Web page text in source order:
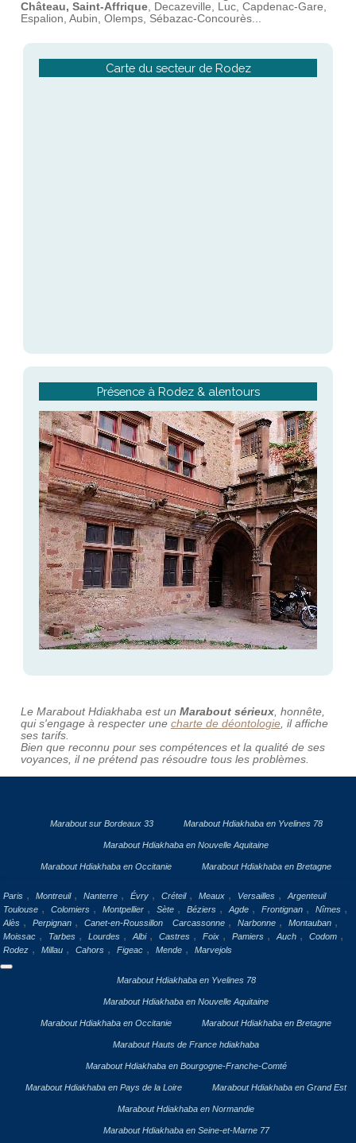
Château, Saint-Affrique, Decazeville, Luc, Capdenac-Gare,
Espalion, Aubin, Olemps, Sébazac-Concourès...
Carte du secteur de Rodez
Présence à Rodez & alentours
Le Marabout Hdiakhaba est un Marabout sérieux, honnête,
qui s'engage à respecter une charte de déontologie, il affiche
ses tarifs.
Bien que reconnu pour ses compétences et la qualité de ses
voyances, il ne prétend pas résoudre tous les problèmes.
Marabout sur Bordeaux 33 Marabout Hdiakhaba en Yvelines 78
Marabout Hdiakhaba en Nouvelle Aquitaine
Marabout Hdiakhaba en Occitanie Marabout Hdiakhaba en Bretagne
Paris , Montreuil , Nanterre , Évry , Créteil , Meaux , Versailles ,
Argenteuil
Toulouse , Colomiers , Montpellier , Sète , Béziers , Agde , Frontignan , Nîmes ,
Alès , Perpignan , Canet-en-Roussillon Carcassonne , Narbonne , Montauban ,
Moissac , Tarbes , Lourdes , Albi , Castres , Foix , Pamiers , Auch , Codom ,
Rodez , Millau , Cahors , Figeac , Mende , Marvejols
Marabout Hdiakhaba en Yvelines 78
Marabout Hdiakhaba en Nouvelle Aquitaine
Marabout Hdiakhaba en Occitanie Marabout Hdiakhaba en Bretagne
Marabout Hauts de France hdiakhaba
Marabout Hdiakhaba en Bourgogne-Franche-Comté
Marabout Hdiakhaba en Pays de la Loire Marabout Hdiakhaba en Grand Est
Marabout Hdiakhaba en Normandie
Marabout Hdiakhaba en Seine-et-Marne 77